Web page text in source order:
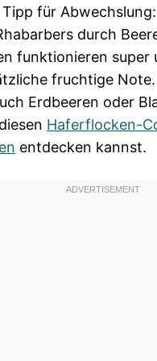
für
durch
funktionieren super
fruchtige
Erdbeeren oder
Haferflocken-
entdecken kannst.